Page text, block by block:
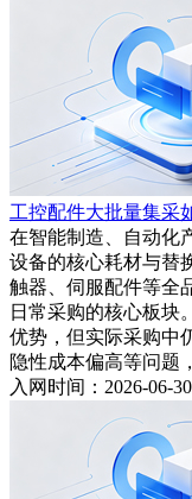
工控配件大批量集采
在智能制造、自动化
设备的核心耗材与替
触器、伺服配件等全
日常采购的核心板块
优势，但实际采购中
隐性成本偏高等问题
入网时间：2026-06-